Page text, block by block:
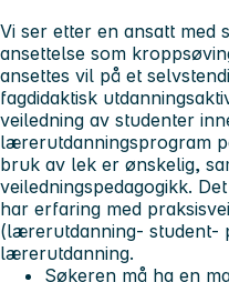
Vi ser etter en ansatt med
ansettelse som
ansettes vil på et
fagdidaktisk
veiledning av studenter
lærerutdanningsprogram
bruk av lek er ønskelig,
veiledningspedagogikk.
har erfaring med
(lærerutdanning-
lærerutdanning.
Søkeren må ha en